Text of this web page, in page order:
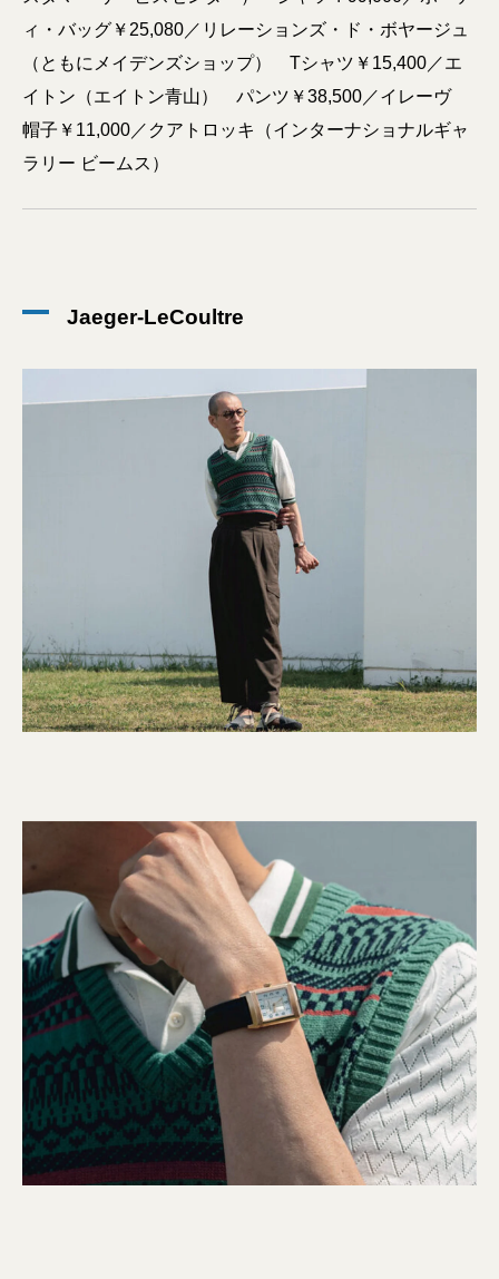
ィ・バッグ￥25,080／リレーションズ・ド・ボヤージュ
（ともにメイデンズショップ） Tシャツ￥15,400／エ
イトン（エイトン青山） パンツ￥38,500／イレーヴ
帽子￥11,000／クアトロッキ（インターナショナルギャ
ラリー ビームス）
Jaeger-LeCoultre